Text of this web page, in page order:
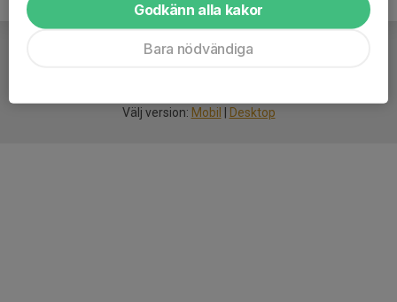
Välj version: Mobil Desktop
Godkänn alla kakor
Bara nödvändiga